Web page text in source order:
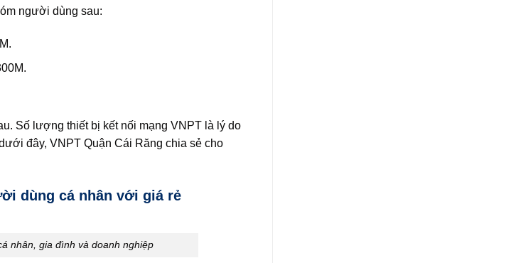
người dùng sau:
Số lượng thiết bị kết nối mạng VNPT là lý do
đây, VNPT Quận Cái Răng chia sẻ cho
dùng cá nhân với giá rẻ
nhân, gia đình và doanh nghiệp